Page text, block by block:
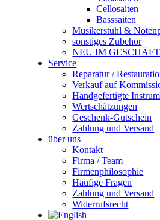
Cellosaiten
Basssaiten
Musikerstuhl &
sonstiges Zubehör
NEU IM
Service
Reparatur /
Verkauf auf
Handgefertigte
Wertschätzungen
Geschenk-Gutschein
Zahlung und Versand
über uns
Kontakt
Firma / Team
Firmenphilosophie
Häufige Fragen
Zahlung und Versand
Widerrufsrecht